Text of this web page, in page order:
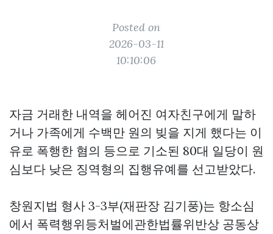
Posted on
2026-03-11
10:10:06
자금 거래한 내역을 헤어진 여자친구에게 말하
거나 가족에게 수백만 원의 빚을 지게 했다는 이
유로 폭행한 혐의 등으로 기소된 80대 일당이 원
심보다 낮은 징역형의 집행유예를 선고받았다.
창원지법 형사 3-3부(재판장 김기풍)는 항소심
에서 폭력행위등처벌에관한법률위반상 공동상